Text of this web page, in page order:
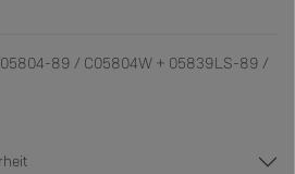
89 / C05804W + 05839LS-89 /